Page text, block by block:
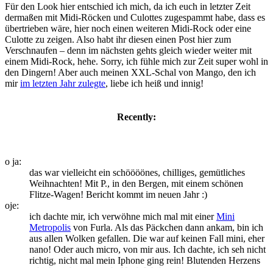
Für den Look hier entschied ich mich, da ich euch in letzter Zeit
dermaßen mit Midi-Röcken und Culottes zugespammt habe, dass es
übertrieben wäre, hier noch einen weiteren Midi-Rock oder eine
Culotte zu zeigen. Also habt ihr diesen einen Post hier zum
Verschnaufen – denn im nächsten gehts gleich wieder weiter mit
einem Midi-Rock, hehe. Sorry, ich fühle mich zur Zeit super wohl in
den Dingern! Aber auch meinen XXL-Schal von Mango, den ich
mirim letzten Jahr zulegte, liebe ich heiß und innig!
Recently:
o ja:
das war vielleicht ein schöööönes, chilliges, gemütliches
Weihnachten! Mit P., in den Bergen, mit einem schönen
Flitze-Wagen! Bericht kommt im neuen Jahr :)
oje:
ich dachte mir, ich verwöhne mich mal mit einerMini
Metropolis von Furla. Als das Päckchen dann ankam, bin ich
aus allen Wolken gefallen. Die war auf keinen Fall mini, eher
nano! Oder auch micro, von mir aus. Ich dachte, ich seh nicht
richtig, nicht mal mein Iphone ging rein! Blutenden Herzens